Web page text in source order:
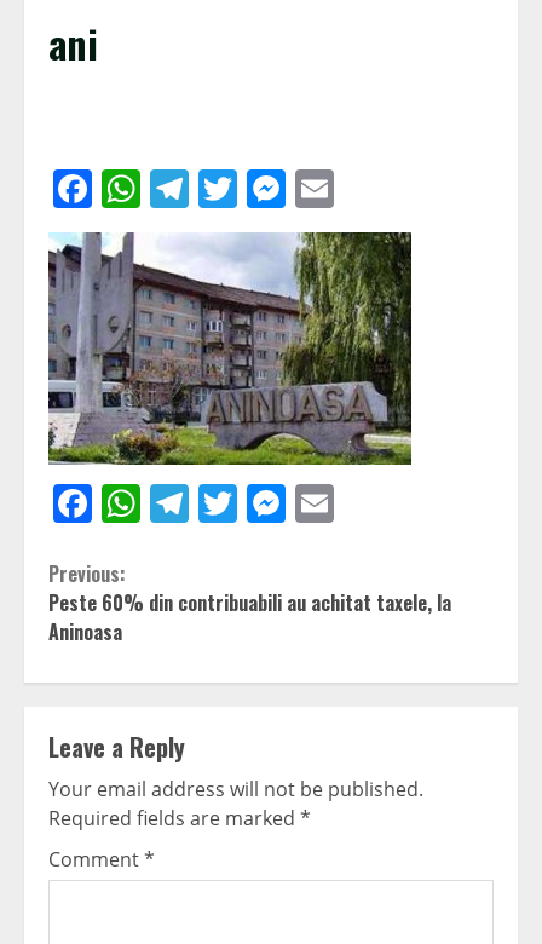
ani
Facebook
WhatsApp
Telegram
TwitterMessenger
Facebook
WhatsApp
Telegram
TwitterMessenger
Continue
Reading
Previous:
Peste 60% din contribuabili au achitat taxele, la
Aninoasa
Leave a Reply
Your email address will not be published.
Required fields are marked *
Comment*